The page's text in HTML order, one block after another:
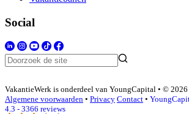
Social
VakantieWerk is onderdeel van YoungCapital • ©
Algemene voorwaarden • Privacy Contact •
4.3 - 3366 reviews